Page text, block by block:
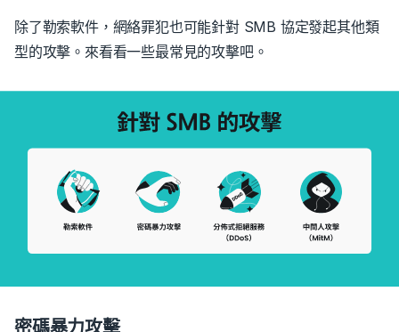
除了勒索軟件，網絡罪犯也可能針對 SMB 協定發起其他類
型的攻擊。來看看一些最常見的攻擊吧。
密碼暴力攻擊